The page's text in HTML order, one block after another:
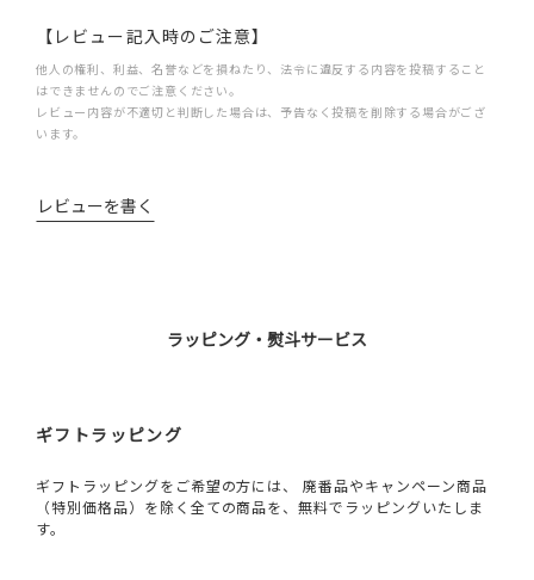
【レビュー記入時のご注意】
他人の権利、利益、名誉などを損ねたり、法令に違反する内容を投稿すること
はできませんのでご注意ください。
レビュー内容が不適切と判断した場合は、予告なく投稿を削除する場合がござ
います。
レビューを書く
ラッピング・熨斗サービス
ギフトラッピング
ギフトラッピングをご希望の方には、 廃番品やキャンペーン商品
（特別価格品）を除く全ての商品を、無料でラッピングいたしま
す。